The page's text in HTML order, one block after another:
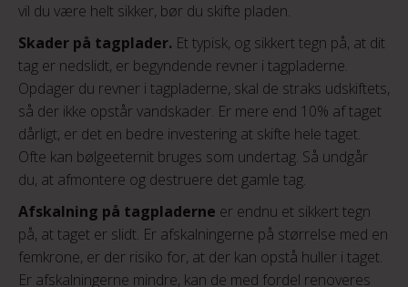
vil du være helt sikker, bør du skifte pladen.
Skader på tagplader. Et typisk, og sikkert tegn på, at dit
tag er nedslidt, er begyndende revner i tagpladerne.
Opdager du revner i tagpladerne, skal de straks udskiftets,
så der ikke opstår vandskader. Er mere end 10% af taget
dårligt, er det en bedre investering at skifte hele taget.
Ofte kan bølgeeternit bruges som undertag. Så undgår
du, at afmontere og destruere det gamle tag.
Afskalning på tagpladerne er endnu et sikkert tegn
på, at taget er slidt. Er afskalningerne på størrelse med en
femkrone, er der risiko for, at der kan opstå huller i taget.
Er afskalningerne mindre, kan de med fordel renoveres